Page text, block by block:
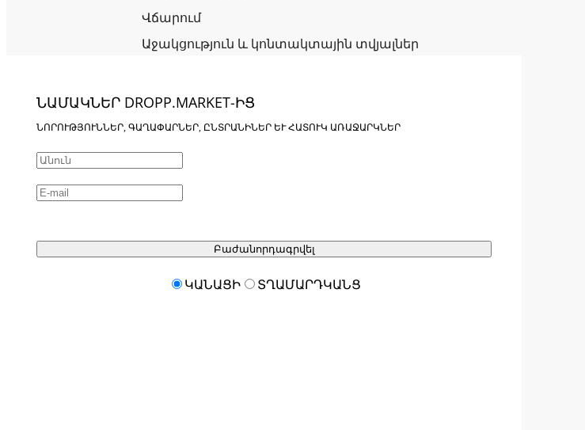
Վճարում
Աջակցություն և կոնտակտային տվյալներ
ՆԱՄԱԿՆԵՐ DROPP.MARKET-ԻՑ
ՆՈՐՈՒԹՅՈՒՆՆԵՐ, ԳԱՂԱՓԱՐՆԵՐ, ԸՆՏՐԱՆԻՆԵՐ ԵՒ ՀԱՏՈՒԿ ԱՌԱՋԱՐԿՆԵՐ
Բաժանորդագրվել
ԿԱՆԱՑԻ ՏՂԱՄԱՐԴԿԱՆՑ